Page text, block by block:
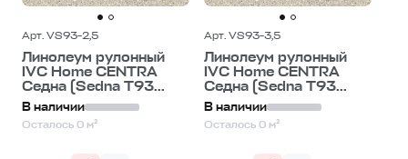
Арт. VS93-2,5
Линолеум рулонный
IVC Home CENTRA
Седна (Sedna T93...
В наличии
Осталось 0 м²
Арт. VS93-3,5
Линолеум рулонный
IVC Home CENTRA
Седна (Sedna T93...
В наличии
Осталось 0 м²